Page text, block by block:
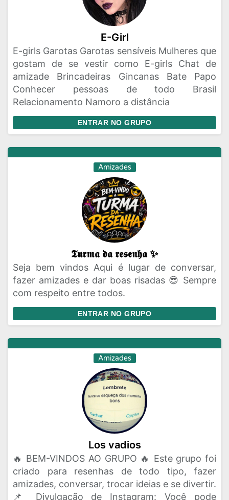
E-Girl
E-girls Garotas Garotas sensíveis Mulheres que
gostam de se vestir como E-girls Chat de
amizade Brincadeiras Gincanas Bate Papo
Conhecer pessoas de todo Brasil
Relacionamento Namoro a distância
ENTRAR NO GRUPO
Amizades
𝕿𝖚𝖗𝖒𝖆 𝖉𝖆 𝖗𝖊𝖘𝖊𝖓𝖍𝖆 ✨
Seja bem vindos Aqui é lugar de conversar,
fazer amizades e dar boas risadas 😎 Sempre
com respeito entre todos.
ENTRAR NO GRUPO
Amizades
Los vadios
🔥 BEM-VINDOS AO GRUPO 🔥 Este grupo foi
criado para resenhas de todo tipo, fazer
amizades, conversar, trocar ideias e se divertir.
📌 Divulgação de Instagram: Você pode